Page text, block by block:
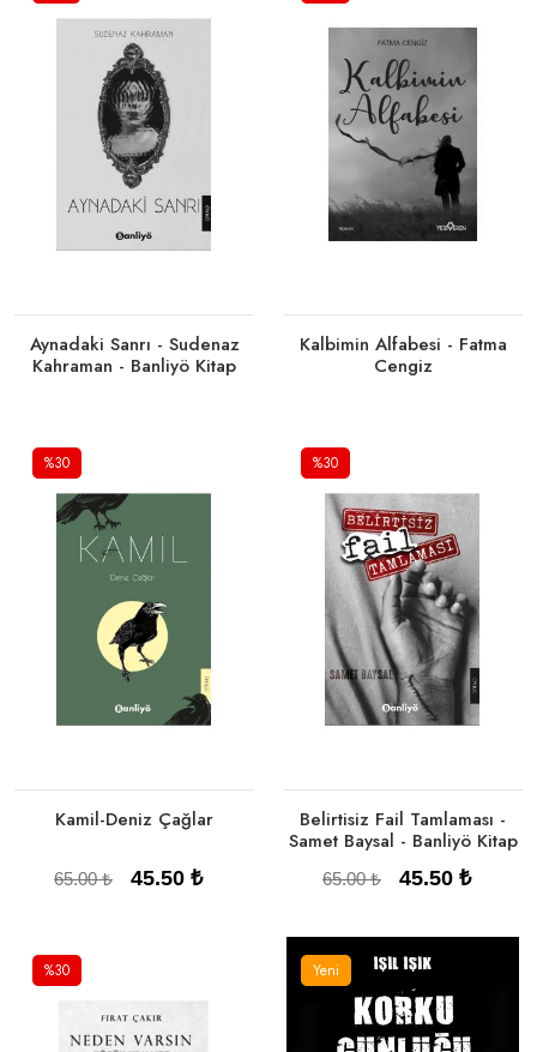
Tükendi Sepete Ekle
Tükendi
Aynadaki Sanrı - Sudenaz
Kahraman - Banliyö Kitap
Tükendi
Kalbimin Alfabesi - Fatma
Cengiz
%30
Kamil-Deniz Çağlar
65.00 ₺ 45.50 ₺
%30
Belirtisiz Fail Tamlaması -
Samet Baysal - Banliyö Kitap
65.00 ₺ 45.50 ₺
%30 Yeni